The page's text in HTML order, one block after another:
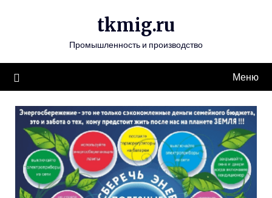
tkmig.ru
Промышленность и производство
Меню